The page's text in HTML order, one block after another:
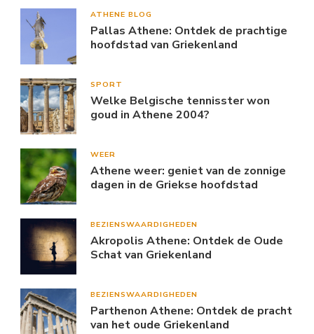
ATHENE BLOG
Pallas Athene: Ontdek de prachtige
hoofdstad van Griekenland
SPORT
Welke Belgische tennisster won
goud in Athene 2004?
WEER
Athene weer: geniet van de zonnige
dagen in de Griekse hoofdstad
BEZIENSWAARDIGHEDEN
Akropolis Athene: Ontdek de Oude
Schat van Griekenland
BEZIENSWAARDIGHEDEN
Parthenon Athene: Ontdek de pracht
van het oude Griekenland